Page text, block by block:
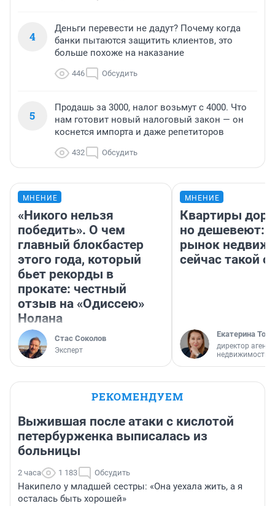
4
Деньги перевести не дадут? Почему когда
банки пытаются защитить клиентов, это
больше похоже на наказание
446 Обсудить
5
Продашь за 3000, налог возьмут с 4000. Что
нам готовит новый налоговый закон — он
коснется импорта и даже репетиторов
432 Обсудить
МНЕНИЕ
«Никого нельзя
победить». О чем
главный блокбастер
этого года, который
бьет рекорды в
прокате: честный
отзыв на «Одиссею»
Нолана
Стас Соколов
Эксперт
МНЕНИЕ
Квартиры
но дешевеют:
рынок
сейчас такой
Екатерина
директор
недвижимости
РЕКОМЕНДУЕМ
Выжившая после атаки с кислотой
петербурженка выписалась из
больницы
2 часа 1 183 Обсудить
Накипело у младшей сестры: «Она уехала жить, а я
осталась быть хорошей»